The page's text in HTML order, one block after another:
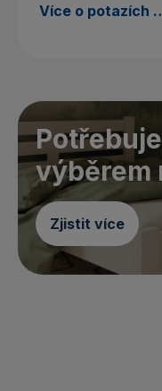
Více o potazích
výběrem
Zjistit více